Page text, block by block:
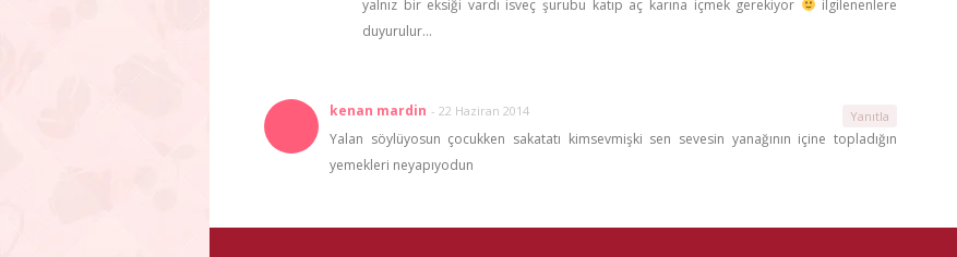
yalnız bir eksiği vardı isveç şurubu katıp aç karına içmek gerekiyor
ilgilenenlere
duyurulur…
kenan mardin - 22 Haziran 2014 Yanıtla
Yalan söylüyosun çocukken sakatatı kimsevmişki sen sevesin yanağının içine topladığın
yemekleri neyapıyodun